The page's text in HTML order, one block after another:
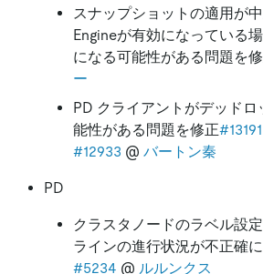
スナップショットの適用が
Engineが有効になっている
になる可能性がある問題を
ー
PD クライアントがデッド
能性がある問題を修正#13191
#12933 @ バートン秦
PD
クラスタノードのラベル設
ラインの進行状況が不正確
#5234 @ ルルンクス